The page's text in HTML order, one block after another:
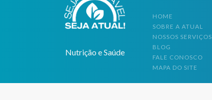
Nutrição e Saúde
HOME
SOBRE A ATUAL
NOSSOS SERVIÇOS
BLOG
FALE CONOSCO
MAPA DO SITE